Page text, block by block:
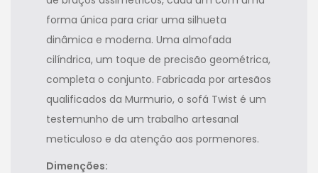
forma única para criar uma silhueta
dinâmica e moderna. Uma almofada
cilíndrica, um toque de precisão geométrica,
completa o conjunto. Fabricada por artesãos
qualificados da Murmurio, o sofá Twist é um
testemunho de um trabalho artesanal
meticuloso e da atenção aos pormenores.
Dimenções: